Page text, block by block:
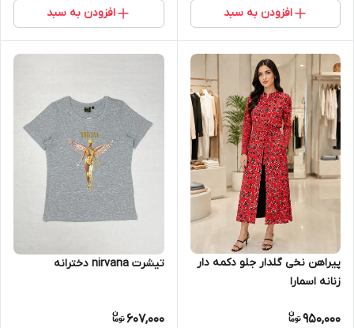
افزودن به سبد افزودن به سبد
پیراهن نخی گلدار جلو دکمه دار
زنانه اسمارا
950,000
تیشرت nirvana دخترانه
607,000